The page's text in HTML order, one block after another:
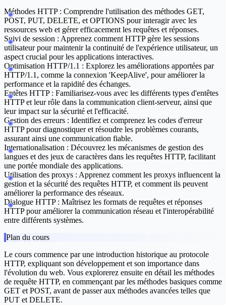
Méthodes HTTP : Comprendre l'utilisation des méthodes GET,
POST, PUT, DELETE, et OPTIONS pour interagir avec les
ressources web et gérer efficacement les requêtes et réponses.
Suivi de session : Apprenez comment HTTP gère les sessions
utilisateur pour maintenir la continuité de l'expérience utilisateur, un
aspect crucial pour les applications interactives.
Optimisation HTTP/1.1 : Explorez les améliorations apportées par
HTTP/1.1, comme la connexion 'KeepAlive', pour améliorer la
performance et la rapidité des échanges.
Entêtes HTTP : Familiarisez-vous avec les différents types d'entêtes
HTTP et leur rôle dans la communication client-serveur, ainsi que
leur impact sur la sécurité et l'efficacité.
Gestion des erreurs : Identifiez et comprenez les codes d'erreur
HTTP pour diagnostiquer et résoudre les problèmes courants,
assurant ainsi une communication fiable.
Internationalisation : Découvrez les mécanismes de gestion des
langues et des jeux de caractères dans les requêtes HTTP, facilitant
une portée mondiale des applications.
Utilisation des proxys : Apprenez comment les proxys influencent la
gestion et la sécurité des requêtes HTTP, et comment ils peuvent
améliorer la performance des réseaux.
Dialogue HTTP : Maîtrisez les formats de requêtes et réponses
HTTP pour améliorer la communication réseau et l'interopérabilité
entre différents systèmes.
Plan du cours
Le cours commence par une introduction historique au protocole
HTTP, expliquant son développement et son importance dans
l'évolution du web. Vous explorerez ensuite en détail les méthodes
de requête HTTP, en commençant par les méthodes basiques comme
GET et POST, avant de passer aux méthodes avancées telles que
PUT et DELETE.